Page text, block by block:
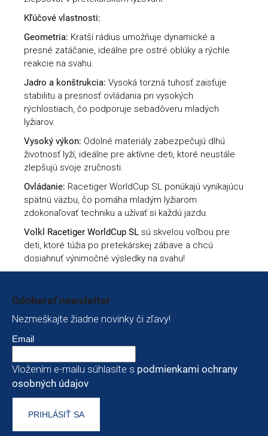
Kľúčové vlastnosti:
Geometria: Kratší rádius umožňuje dynamické a
presné zatáčanie, ideálne pre ostré oblúky a rýchle
reakcie na svahu.
Jadro a konštrukcia: Vysoká torzná tuhosť zaisťuje
stabilitu a presnosť ovládania pri vysokých
rýchlostiach, čo podporuje sebadôveru mladých
lyžiarov.
Vysoký výkon: Odolné materiály zabezpečujú dlhú
životnosť lyží, ideálne pre aktívne deti, ktoré neustále
zlepšujú svoje zručnosti.
Ovládanie: Racetiger WorldCup SL ponúkajú vynikajúcu
spätnú väzbu, čo pomáha mladým lyžiarom
zdokonaľovať techniku a užívať si každú jazdu.
Volkl Racetiger WorldCup SL sú skvelou voľbou pre
deti, ktoré túžia po pretekárskej zábave a chcú
dosiahnuť výnimočné výsledky na svahu!
Odoberať newsletter
Nezmeškajte žiadne novinky či zľavy!
Email
Vložením e-mailu súhlasíte s podmienkami ochrany
osobných údajov
PRIHLÁSIŤ SA